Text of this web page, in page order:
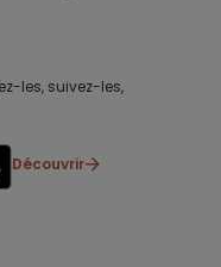
les, suivez-les,
Découvrir